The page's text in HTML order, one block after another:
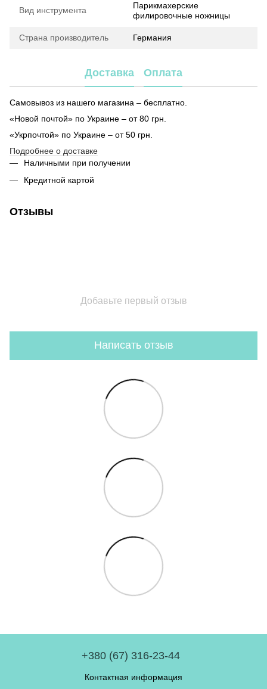
Вид инструмента
Парикмахерские
филировочные ножницы
Страна производитель Германия
Доставка Оплата
Самовывоз из нашего магазина – бесплатно.
«Новой почтой» по Украине – от 80 грн.
«Укрпочтой» по Украине – от 50 грн.
Подробнее о доставке
Наличными при получении
Кредитной картой
Отзывы
Добавьте первый отзыв
Написать отзыв
+380 (67) 316-23-44
Контактная информация